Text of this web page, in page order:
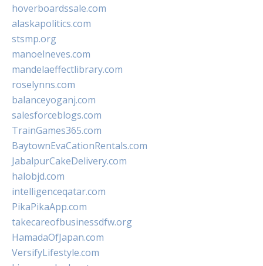
hoverboardssale.com
alaskapolitics.com
stsmp.org
manoelneves.com
mandelaeffectlibrary.com
roselynns.com
balanceyoganj.com
salesforceblogs.com
TrainGames365.com
BaytownEvaCationRentals.com
JabalpurCakeDelivery.com
halobjd.com
intelligenceqatar.com
PikaPikaApp.com
takecareofbusinessdfw.org
HamadaOfJapan.com
VersifyLifestyle.com